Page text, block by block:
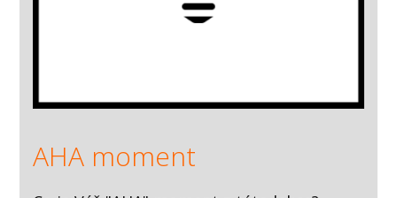
AHA moment